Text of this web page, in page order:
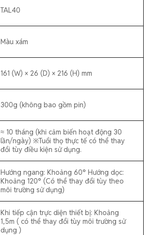
TAL40
Màu xám
161 (W) × 26 (D) × 216 (H) mm
300g (không bao gồm pin)
≈ 10 tháng (khi cảm biến hoạt động 30
lần/ngày) ※Tuổi thọ thực tế có thể thay
đổi tùy điều kiện sử dụng.
Hướng ngang: Khoảng 60° Hướng dọc:
Khoảng 120° (Có thể thay đổi tùy theo
môi trường sử dụng)
Khi tiếp cận trực diện thiết bị: Khoảng
1,5m ( có thể thay đổi tùy môi trường sử
dụng )